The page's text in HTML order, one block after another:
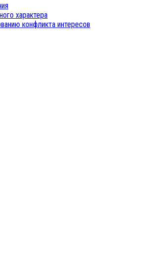
характера
конфликта интересов